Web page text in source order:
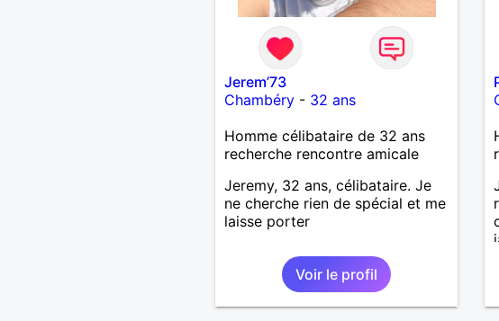
Jerem’73
Chambéry- 32 ans
Homme célibataire de 32 ans
recherche rencontre amicale
Jeremy, 32 ans, célibataire. Je
ne cherche rien de spécial et me
laisse porter
Voir le profil